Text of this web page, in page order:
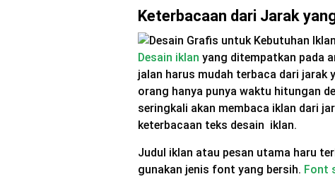
Keterbacaan dari Jarak
Desain iklan yang ditempatkan pada
jalan harus mudah terbaca dari jarak
orang hanya punya waktu hitungan
seringkali akan membaca iklan dari
keterbacaan teks desain iklan.
Judul iklan atau pesan utama haru
gunakan jenis font yang bersih. Font